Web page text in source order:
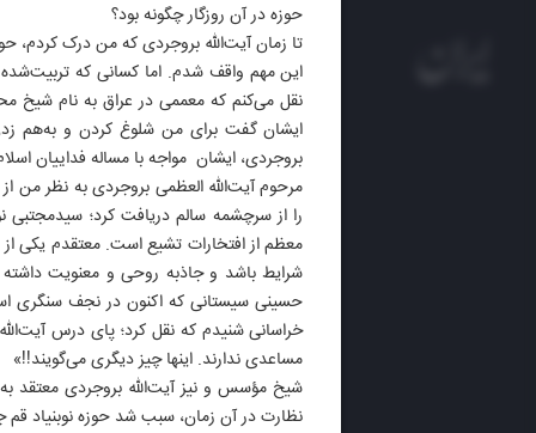
حوزه در آن روزگار چگونه بود؟
تا زمان آیت‌الله بروجردی که من درک کردم،
این مهم واقف شدم. اما کسانی که تربیت‌شده
نقل می‌کنم که معممی در عراق به نام شیخ
ایشان گفت برای من شلوغ کردن و به‌هم
بروجردی، ایشان مواجه با مساله فداییان
مرحوم آیت‌الله العظمی بروجردی به نظر من
را از سرچشمه سالم دریافت کرد؛
معظم از افتخارات تشیع است. معتقدم یکی
شرایط باشد و جاذبه روحی و معنویت
حسینی سیستانی که اکنون در نجف سنگری
خراسانی شنیدم که نقل کرد؛ پای درس
مساعدی ندارند. اینها چیز دیگری می‌گویند!!»
شیخ مؤسس و نیز آیت‌الله بروجردی معتقد
نظارت در آن زمان، سبب شد حوزه نوبنیاد قم
الوفاق